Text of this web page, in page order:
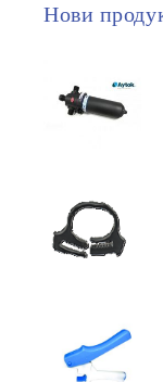
Нови